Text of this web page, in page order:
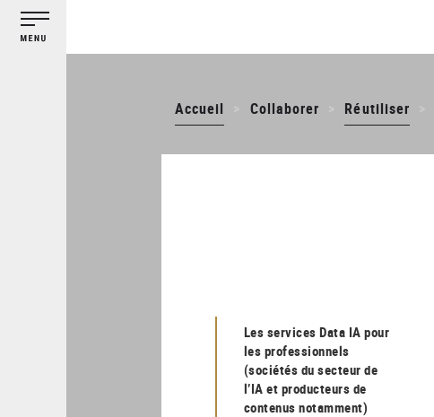
contenu
Accueil Collaborer Réutiliser
Les services Data IA pour
les professionnels
(sociétés du secteur de
l’IA et producteurs de
contenus notamment)
Gestion des cookies